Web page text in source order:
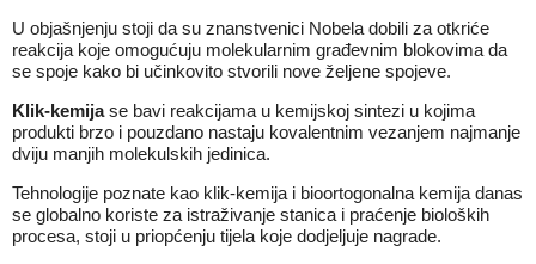
U objašnjenju stoji da su znanstvenici Nobela dobili za otkriće
reakcija koje omogućuju molekularnim građevnim blokovima da
se spoje kako bi učinkovito stvorili nove željene spojeve.
Klik-kemijase bavi reakcijama u kemijskoj sintezi u kojima
produkti brzo i pouzdano nastaju kovalentnim vezanjem najmanje
dviju manjih molekulskih jedinica.
Tehnologije poznate kao klik-kemija i bioortogonalna kemija danas
se globalno koriste za istraživanje stanica i praćenje bioloških
procesa, stoji u priopćenju tijela koje dodjeljuje nagrade.